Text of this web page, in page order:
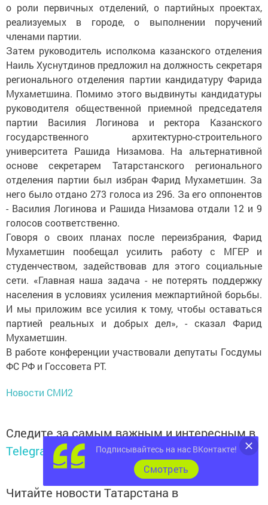
о роли первичных отделений, о партийных проектах,
реализуемых в городе, о выполнении поручений
членами партии.
Затем руководитель исполкома казанского отделения
Наиль Хуснутдинов предложил на должность секретаря
регионального отделения партии кандидатуру Фарида
Мухаметшина. Помимо этого выдвинуты кандидатуры
руководителя общественной приемной председателя
партии Василия Логинова и ректора Казанского
государственного архитектурно-строительного
университета Рашида Низамова. На альтернативной
основе секретарем Татарстанского регионального
отделения партии был избран Фарид Мухаметшин. За
него было отдано 273 голоса из 296. За его оппонентов
- Василия Логинова и Рашида Низамова отдали 12 и 9
голосов соответственно.
Говоря о своих планах после переизбрания, Фарид
Мухаметшин пообещал усилить работу с МГЕР и
студенчеством, задействовав для этого социальные
сети. «Главная наша задача - не потерять поддержку
населения в условиях усиления межпартийной борьбы.
И мы приложим все усилия к тому, чтобы оставаться
партией реальных и добрых дел», - сказал Фарид
Мухаметшин.
В работе конференции участвовали депутаты Госдумы
ФС РФ и Госсовета РТ.
Новости СМИ2
Следите за самым важным и интересным в
Telegram-каналеТатмедиа
Читайте новости Татарстана в
Подписывайтесь на нас ВКонтакте!
Cмотреть